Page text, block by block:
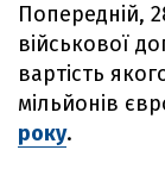
Попередній,
військової
вартість
мільйонів
року.